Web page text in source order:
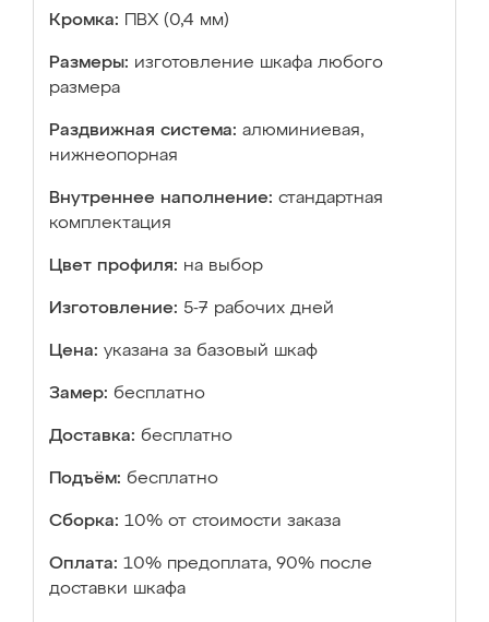
Кромка: ПВХ (0,4 мм)
Размеры: изготовление шкафа любого
размера
Раздвижная система: алюминиевая,
нижнеопорная
Внутреннее наполнение: стандартная
комплектация
Цвет профиля: на выбор
Изготовление: 5-7 рабочих дней
Цена: указана за базовый шкаф
Замер: бесплатно
Доставка: бесплатно
Подъём: бесплатно
Сборка: 10% от стоимости заказа
Оплата: 10% предоплата, 90% после
доставки шкафа